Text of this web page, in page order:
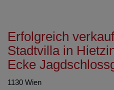
Erfolgreich
Stadtvilla in
Ecke
1130 Wien